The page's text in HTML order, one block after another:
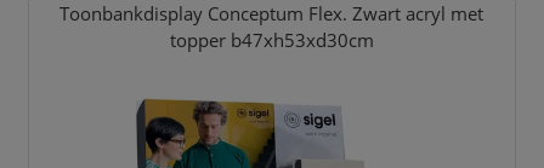
Toonbankdisplay Conceptum Flex. Zwart acryl met
topper b47xh53xd30cm